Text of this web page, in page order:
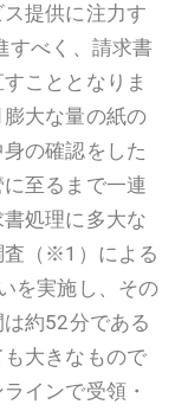
提供に注力す
すべく、請求書
こととなりま
大な量の紙の
の確認をした
至るまで一連
処理に多大な
査（※1）による
を実施し、その
約52分である
大きなもので
インで受領・